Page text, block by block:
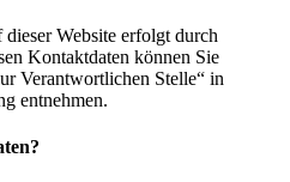
Website erfolgt durch
Kontaktdaten können Sie
Verantwortlichen Stelle“ in
entnehmen.